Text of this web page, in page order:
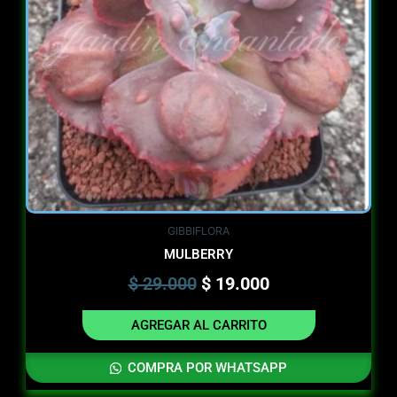
GIBBIFLORA
MULBERRY
$29.000 $19.000
AGREGAR AL CARRITO
COMPRA POR WHATSAPP